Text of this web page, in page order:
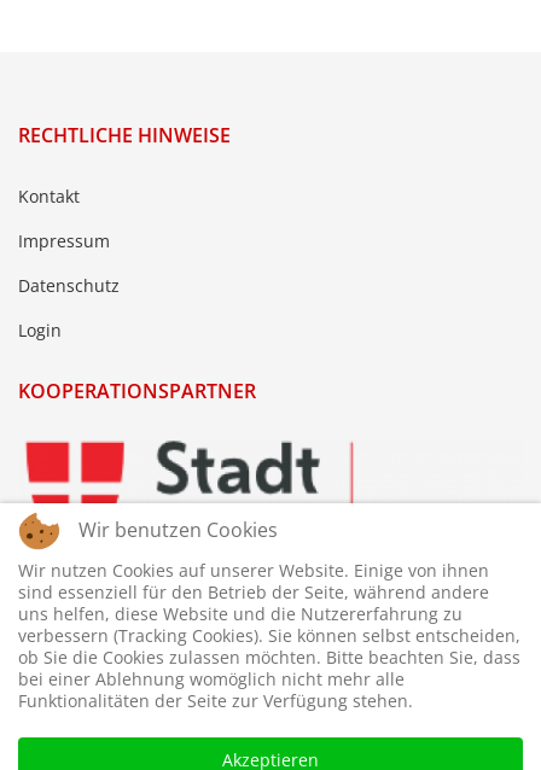
RECHTLICHE HINWEISE
Kontakt
Impressum
Datenschutz
Login
KOOPERATIONSPARTNER
Wir benutzen Cookies
Wir nutzen Cookies auf unserer Website. Einige von ihnen
sind essenziell für den Betrieb der Seite, während andere
uns helfen, diese Website und die Nutzererfahrung zu
verbessern (Tracking Cookies). Sie können selbst entscheiden,
ob Sie die Cookies zulassen möchten. Bitte beachten Sie, dass
bei einer Ablehnung womöglich nicht mehr alle
Funktionalitäten der Seite zur Verfügung stehen.
Akzeptieren